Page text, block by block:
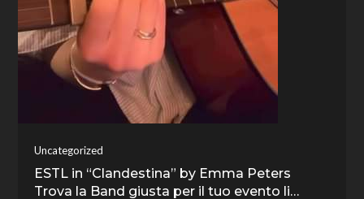
Uncategorized
ESTL in “Clandestina” by Emma Peters
Trova la Band giusta per il tuo evento li…